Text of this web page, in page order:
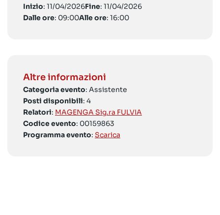
Inizio: 11/04/2026Fine: 11/04/2026
Dalle ore: 09:00Alle ore: 16:00
Altre informazioni
Categoria evento: Assistente
Posti disponibili: 4
Relatori: MAGENGA Sig.ra FULVIA
Codice evento: 00159863
Programma evento: Scarica